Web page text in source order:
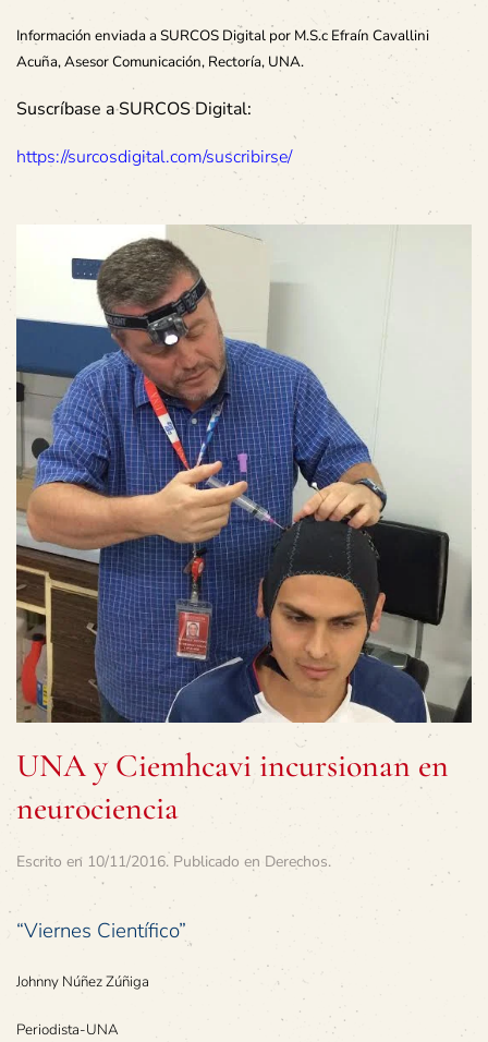
Información enviada a SURCOS Digital por M.S.c Efraín Cavallini
Acuña, Asesor Comunicación, Rectoría, UNA.
Suscríbase a SURCOS Digital:
https://surcosdigital.com/suscribirse/
UNA y Ciemhcavi incursionan en
neurociencia
Escrito en 10/11/2016. Publicado en Derechos.
“Viernes Científico”
Johnny Núñez Zúñiga
Periodista-UNA